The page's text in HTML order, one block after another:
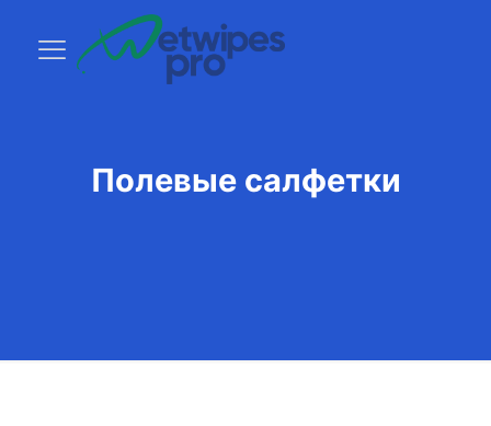
Полевые салфетки